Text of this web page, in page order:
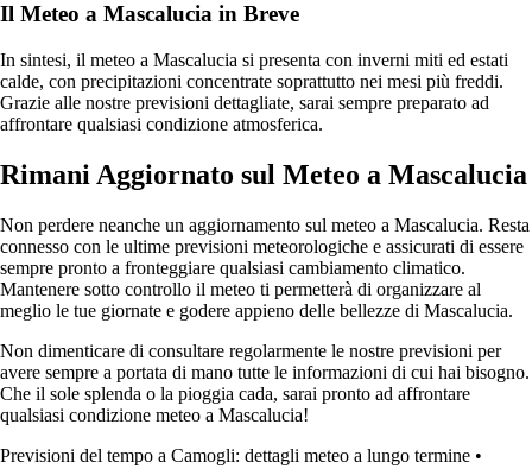
Il Meteo a Mascalucia in Breve
In sintesi, il meteo a Mascalucia si presenta con inverni miti ed estati
calde, con precipitazioni concentrate soprattutto nei mesi più freddi.
Grazie alle nostre previsioni dettagliate, sarai sempre preparato ad
affrontare qualsiasi condizione atmosferica.
Rimani Aggiornato sul Meteo a Mascalucia
Non perdere neanche un aggiornamento sul meteo a Mascalucia. Resta
connesso con le ultime previsioni meteorologiche e assicurati di essere
sempre pronto a fronteggiare qualsiasi cambiamento climatico.
Mantenere sotto controllo il meteo ti permetterà di organizzare al
meglio le tue giornate e godere appieno delle bellezze di Mascalucia.
Non dimenticare di consultare regolarmente le nostre previsioni per
avere sempre a portata di mano tutte le informazioni di cui hai bisogno.
Che il sole splenda o la pioggia cada, sarai pronto ad affrontare
qualsiasi condizione meteo a Mascalucia!
Previsioni del tempo a Camogli: dettagli meteo a lungo termine •